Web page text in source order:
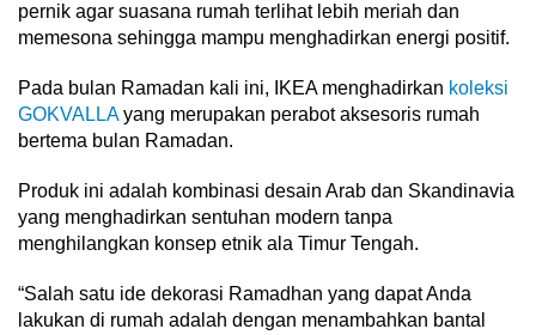
pernik agar suasana rumah terlihat lebih meriah dan
memesona sehingga mampu menghadirkan energi positif.
Pada bulan Ramadan kali ini, IKEA menghadirkan koleksi
GOKVALLAyang merupakan perabot aksesoris rumah
bertema bulan Ramadan.
Produk ini adalah kombinasi desain Arab dan Skandinavia
yang menghadirkan sentuhan modern tanpa
menghilangkan konsep etnik ala Timur Tengah.
“Salah satu ide dekorasi Ramadhan yang dapat Anda
lakukan di rumah adalah dengan menambahkan bantal